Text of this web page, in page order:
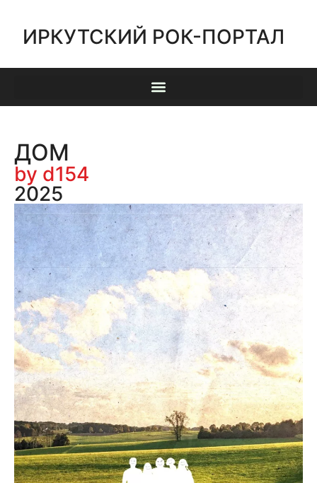
ИРКУТСКИЙ РОК-ПОРТАЛ
ДОМ
by d154
2025